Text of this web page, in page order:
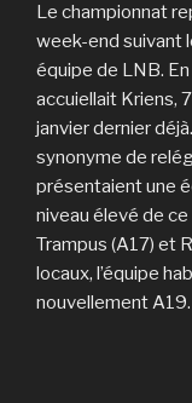
Le championnat
week-end suivant
équipe de LNB.
accuiellait Kriens,
janvier dernier
synonyme de
présentaient une
niveau élevé de
Trampus (A17) et
locaux, l’équipe
nouvellement A19.